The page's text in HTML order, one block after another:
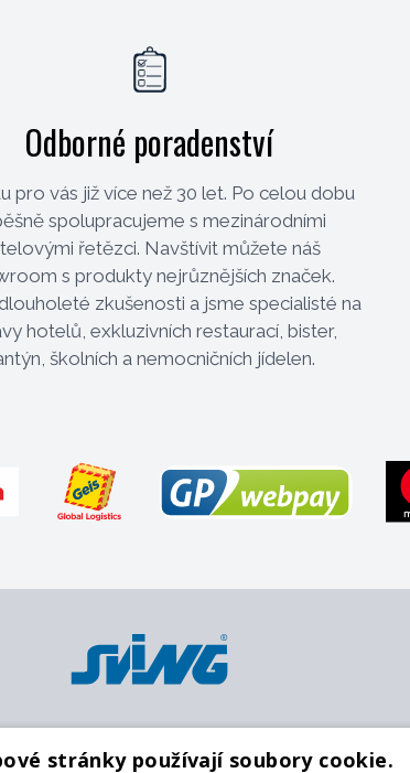
Odborné poradenství
pro vás již více než 30 let. Po celou dobu
spolupracujeme s mezinárodními
řetězci. Navštívit můžete náš
s produkty nejrůznějších značek.
zkušenosti a jsme specialisté na
hotelů, exkluzivních restaurací, bister,
školních a nemocničních jídelen.
stránky používají soubory cookie.